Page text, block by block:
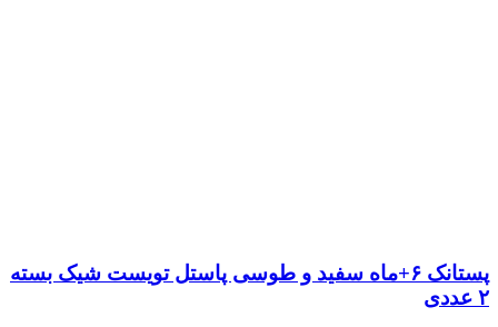
پستانک ۶+ماه سفید و طوسی پاستل تویست شیک بسته
۲ عددی